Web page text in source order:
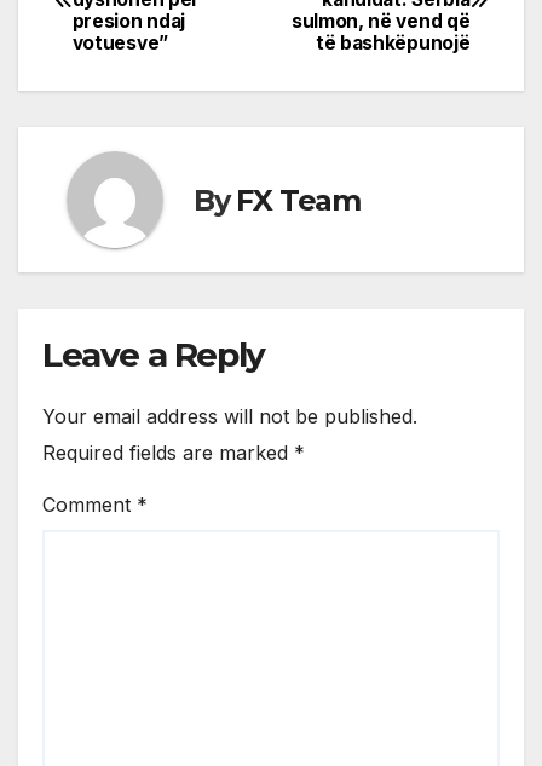
navigation
sulmon, në vend që
të bashkëpunojë
presion ndaj
votuesve”
ByFX Team
Leave a Reply
Your email address will not be published.
Required fields are marked *
Comment *